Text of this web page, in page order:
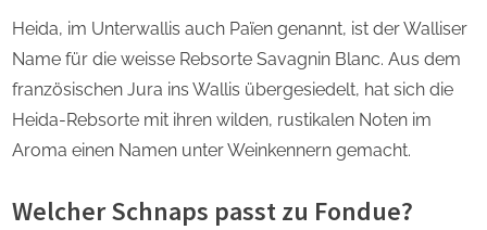
Heida, im Unterwallis auch Païen genannt, ist der Walliser
Name für die weisse Rebsorte Savagnin Blanc. Aus dem
französischen Jura ins Wallis übergesiedelt, hat sich die
Heida-Rebsorte mit ihren wilden, rustikalen Noten im
Aroma einen Namen unter Weinkennern gemacht.
Welcher Schnaps passt zu Fondue?